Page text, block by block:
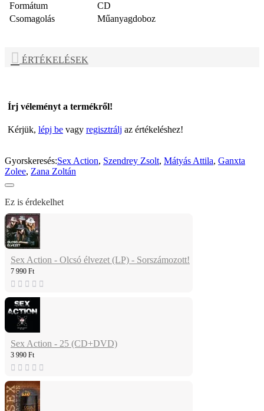
Formátum
CD
Csomagolás
Műanyagdoboz
ÉRTÉKELÉSEK
Írj véleményt a termékről!
Kérjük, lépj be vagy regisztrálj az értékeléshez!
Gyorskeresés:Sex Action, Szendrey Zsolt, Mátyás Attila, Ganxta
Zolee, Zana Zoltán
Ez is érdekelhet
Sex Action - Olcsó élvezet (LP) - Sorszámozott!
7 990 Ft
Sex Action - 25 (CD+DVD)
3 990 Ft